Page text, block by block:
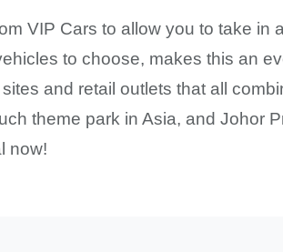
VIP Cars to allow you to take in
to choose, makes this an
and retail outlets that all
theme park in Asia, and Johor
now!